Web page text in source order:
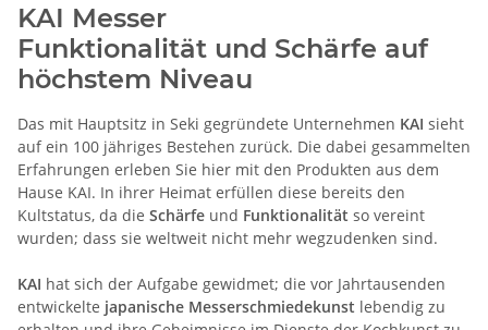
KAI Messer
Funktionalität und Schärfe auf
höchstem Niveau
Das mit Hauptsitz in Seki gegründete Unternehmen KAI sieht
auf ein 100 jähriges Bestehen zurück. Die dabei gesammelten
Erfahrungen erleben Sie hier mit den Produkten aus dem
Hause KAI. In ihrer Heimat erfüllen diese bereits den
Kultstatus, da die Schärfe und Funktionalität so vereint
wurden; dass sie weltweit nicht mehr wegzudenken sind.
KAI hat sich der Aufgabe gewidmet; die vor Jahrtausenden
entwickelte japanische Messerschmiedekunst lebendig zu